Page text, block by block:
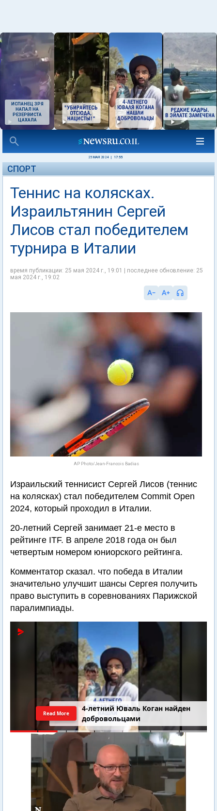
ИСПАНЕЦ ЗРЯ
НАПАЛ НА
РЕЗЕРВИСТА
ЦАХАЛА
25 МАЯ 2024 17:55
СПОРТ
Теннис на колясках.
Израильтянин Сергей
Лисов стал победителем
турнира в Италии
время публикации: 25 мая 2024 г., 19:01 | последнее обновление: 25
мая 2024 г., 19:02
AP Photo/Jean-Francois Badias
Израильский теннисист Сергей Лисов (теннис
на колясках) стал победителем Commit Open
2024, который проходил в Италии.
20-летний Сергей занимает 21-е место в
рейтинге ITF. В апреле 2018 года он был
четвертым номером юниорского рейтинга.
Комментатор сказал. что победа в Италии
значительно улучшит шансы Сергея получить
право выступить в соревнованиях Парижской
паралимпиады.
4-летний Юваль Коган найден
добровольцами
Read More